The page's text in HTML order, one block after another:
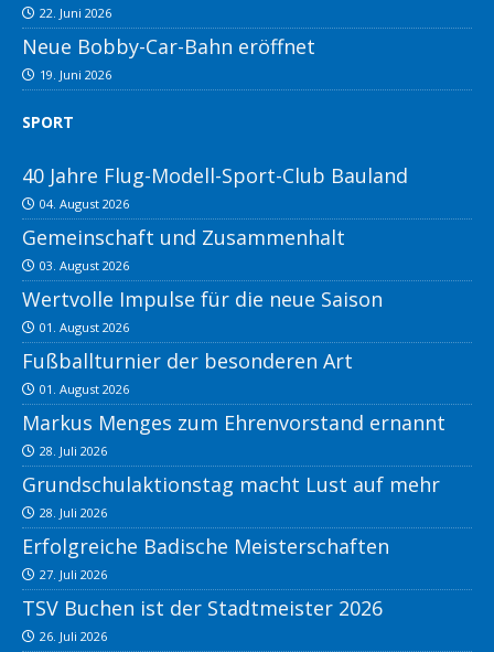
22. Juni 2026
Neue Bobby-Car-Bahn eröffnet
19. Juni 2026
SPORT
40 Jahre Flug-Modell-Sport-Club Bauland
04. August 2026
Gemeinschaft und Zusammenhalt
03. August 2026
Wertvolle Impulse für die neue Saison
01. August 2026
Fußballturnier der besonderen Art
01. August 2026
Markus Menges zum Ehrenvorstand ernannt
28. Juli 2026
Grundschulaktionstag macht Lust auf mehr
28. Juli 2026
Erfolgreiche Badische Meisterschaften
27. Juli 2026
TSV Buchen ist der Stadtmeister 2026
26. Juli 2026